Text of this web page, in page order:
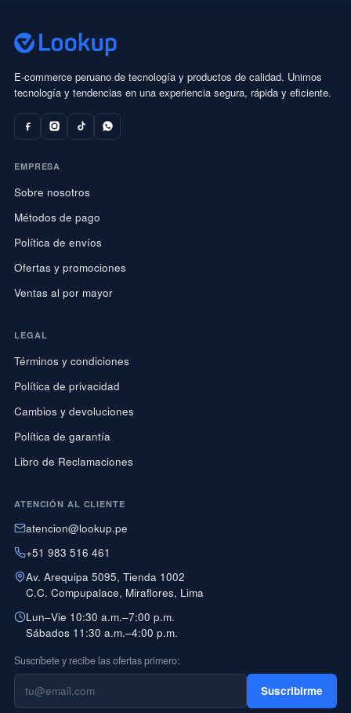
E-commerce peruano de tecnología y productos de calidad. Unimos
tecnología y tendencias en una experiencia segura, rápida y eficiente.
EMPRESA
Sobre nosotros
Métodos de pago
Política de envíos
Ofertas y promociones
Ventas al por mayor
LEGAL
Términos y condiciones
Política de privacidad
Cambios y devoluciones
Política de garantía
Libro de Reclamaciones
ATENCIÓN AL CLIENTE
atencion@lookup.pe
+51 983 516 461
Av. Arequipa 5095, Tienda 1002
C.C. Compupalace, Miraflores, Lima
Lun–Vie 10:30 a.m.–7:00 p.m.
Sábados 11:30 a.m.–4:00 p.m.
Suscríbete y recibe las ofertas primero:
Suscribirme